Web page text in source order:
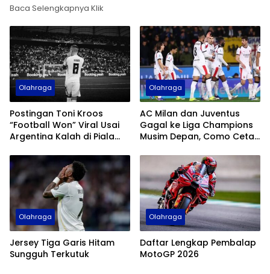
Baca Selengkapnya Klik
Olahraga
Postingan Toni Kroos
“Football Won” Viral Usai
Argentina Kalah di Piala
Olahraga
AC Milan dan Juventus
Gagal ke Liga Champions
Musim Depan, Como Cetak
Olahraga
Jersey Tiga Garis Hitam
Sungguh Terkutuk
Olahraga
Daftar Lengkap Pembalap
MotoGP 2026